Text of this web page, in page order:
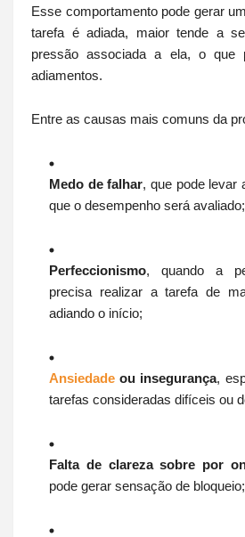
Esse comportamento pode gerar
tarefa é adiada, maior tende a
pressão associada a ela, o que
adiamentos.
Entre as causas mais comuns da
Medo de falhar, que pode levar
que o desempenho será avaliado;
Perfeccionismo, quando a
precisa realizar a tarefa de
adiando o início;
Ansiedade ou insegurança,
tarefas consideradas difíceis ou
Falta de clareza sobre por
pode gerar sensação de bloqueio;